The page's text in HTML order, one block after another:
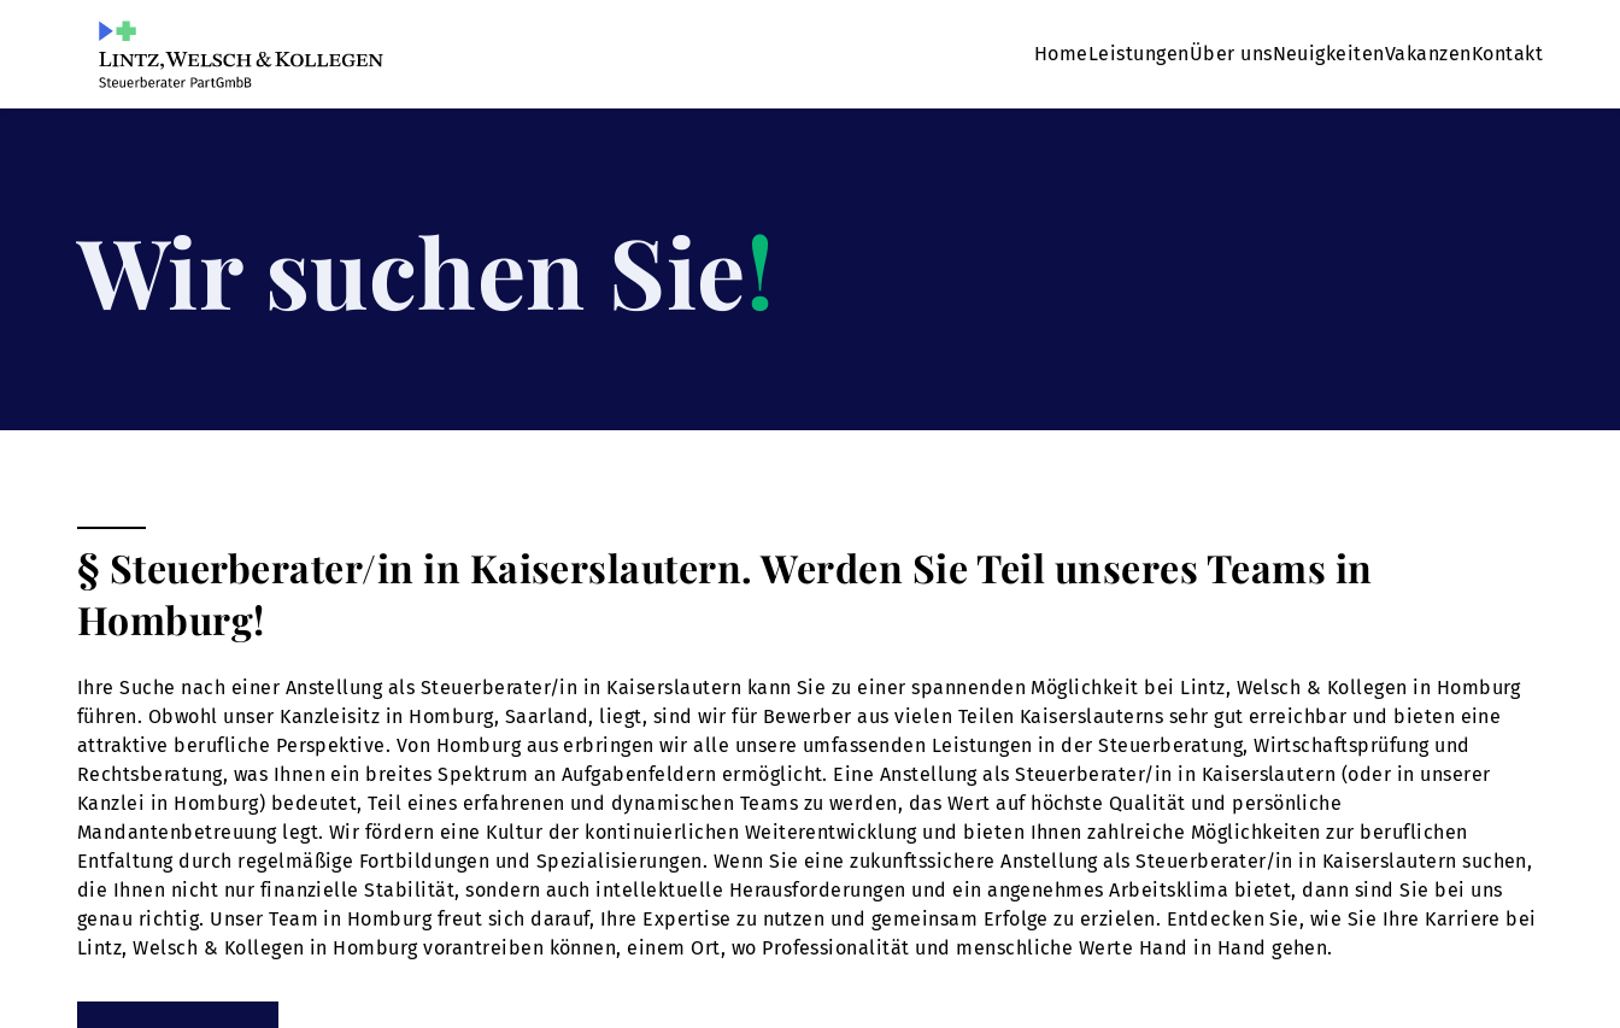
HomeLeistungenÜber unsNeuigkeitenVakanzenKontakt
Wir suchen Sie!
§ Steuerberater/in in Kaiserslautern. Werden Sie Teil unseres Teams in
Homburg!
Ihre Suche nach einer Anstellung als Steuerberater/in in Kaiserslautern kann Sie zu einer spannenden Möglichkeit bei Lintz, Welsch & Kollegen in Homburg
führen. Obwohl unser Kanzleisitz in Homburg, Saarland, liegt, sind wir für Bewerber aus vielen Teilen Kaiserslauterns sehr gut erreichbar und bieten eine
attraktive berufliche Perspektive. Von Homburg aus erbringen wir alle unsere umfassenden Leistungen in der Steuerberatung, Wirtschaftsprüfung und
Rechtsberatung, was Ihnen ein breites Spektrum an Aufgabenfeldern ermöglicht. Eine Anstellung als Steuerberater/in in Kaiserslautern (oder in unserer
Kanzlei in Homburg) bedeutet, Teil eines erfahrenen und dynamischen Teams zu werden, das Wert auf höchste Qualität und persönliche
Mandantenbetreuung legt. Wir fördern eine Kultur der kontinuierlichen Weiterentwicklung und bieten Ihnen zahlreiche Möglichkeiten zur beruflichen
Entfaltung durch regelmäßige Fortbildungen und Spezialisierungen. Wenn Sie eine zukunftssichere Anstellung als Steuerberater/in in Kaiserslautern suchen,
die Ihnen nicht nur finanzielle Stabilität, sondern auch intellektuelle Herausforderungen und ein angenehmes Arbeitsklima bietet, dann sind Sie bei uns
genau richtig. Unser Team in Homburg freut sich darauf, Ihre Expertise zu nutzen und gemeinsam Erfolge zu erzielen. Entdecken Sie, wie Sie Ihre Karriere bei
Lintz, Welsch & Kollegen in Homburg vorantreiben können, einem Ort, wo Professionalität und menschliche Werte Hand in Hand gehen.